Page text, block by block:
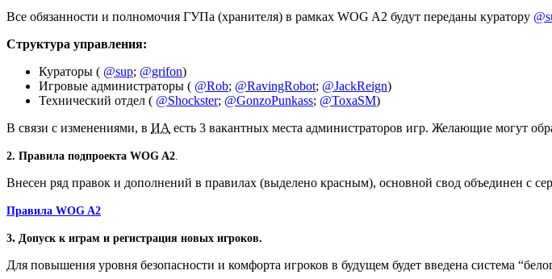
Все обязанности и полномочия ГУПа (хранителя) в рамках WOG A2 будут переданы куратору
Структура управления:
Кураторы ( @sup; @grifon)
Игровые администраторы ( @Rob; @RavingRobot; @JackReign)
Технический отдел ( @Shockster; @GonzoPunkass; @ToxaSM)
В связи с изменениями, в ИА есть 3 вакантных места администраторов игр. Желающие могут
2. Правила подпроекта WOG A2.
Внесен ряд правок и дополнений в правилах (выделено красным), основной свод объединен с
Правила WOG A2
3. Допуск к играм и регистрация новых игроков.
Для повышения уровня безопасности и комфорта игроков в будущем будет введена система